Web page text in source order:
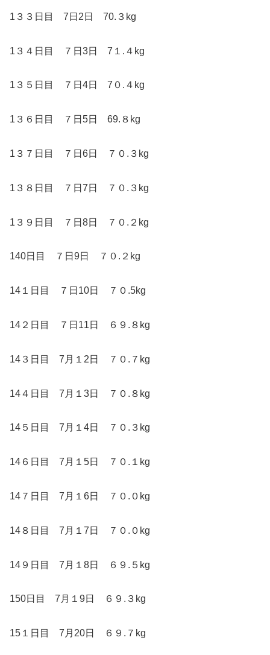
1３３日目 7日2日 70.３kg
1３４日目 ７日3日 7１.４kg
1３５日目 ７日4日 7０.４kg
1３６日目 ７日5日 69.８kg
1３７日目 ７日6日 ７０.３kg
1３８日目 ７日7日 ７０.３kg
1３９日目 ７日8日 ７０.２kg
140日目 ７日9日 ７０.２kg
14１日目 ７日10日 ７０.5kg
14２日目 ７日11日 ６９.８kg
14３日目 7月１2日 ７０.７kg
14４日目 7月１3日 ７０.８kg
14５日目 7月１4日 ７０.３kg
14６日目 7月１5日 ７０.１kg
14７日目 7月１6日 ７０.０kg
14８日目 7月１7日 ７０.０kg
14９日目 7月１8日 ６９.５kg
150日目 7月１9日 ６９.３kg
15１日目 7月20日 ６９.７kg